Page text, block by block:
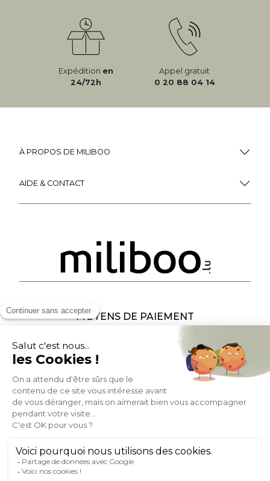
Expédition en
24/72h
Appel gratuit
0 20 88 04 14
À PROPOS DE MILIBOO
AIDE & CONTACT
MOYENS DE PAIEMENT
SOCIAL NETWORK